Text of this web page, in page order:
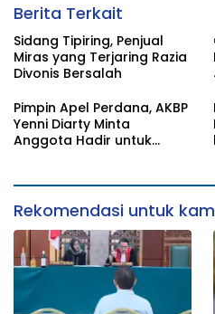
Berita Terkait
Sidang Tipiring, Penjual
Miras yang Terjaring Razia
Divonis Bersalah
Pimpin Apel Perdana, AKBP
Yenni Diarty Minta
Anggota Hadir untuk
Rekomendasi untuk